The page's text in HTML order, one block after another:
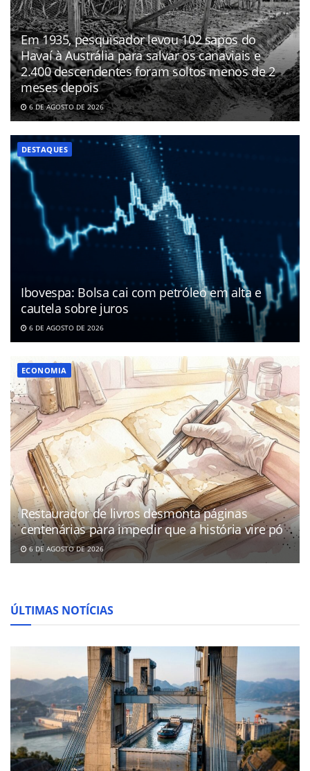
Em 1935, pesquisador levou 102 sapos do
Havaí à Austrália para salvar os canaviais e
2.400 descendentes foram soltos menos de 2
meses depois
6 DE AGOSTO DE 2026
DESTAQUES
Ibovespa: Bolsa cai com petróleo em alta e
cautela sobre juros
6 DE AGOSTO DE 2026
ECONOMIA
Restaurador de livros desmonta páginas
centenárias para impedir que a história vire pó
6 DE AGOSTO DE 2026
ÚLTIMAS NOTÍCIAS